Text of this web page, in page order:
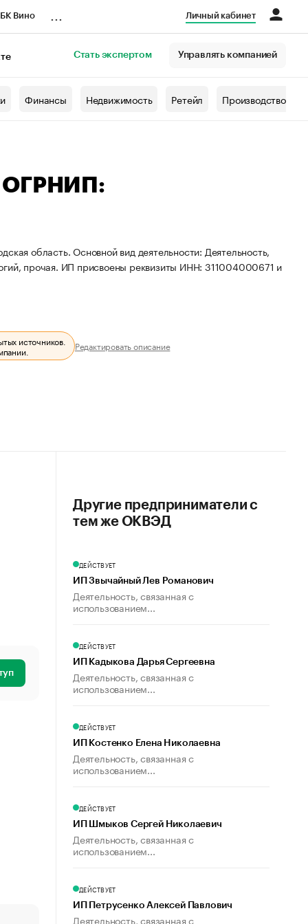
Вино Личный кабинет
Стать экспертом Управлять компанией
Финансы Недвижимость Ретейл Производство
ОГРНИП:
область. Основной вид деятельности: Деятельность,
прочая. ИП присвоены реквизиты ИНН: 311004000671 и
источников.
Редактировать описание
Другие предприниматели с
тем же ОКВЭД
ДЕЙСТВУЕТ
ИП Звычайный Лев Романович
Деятельность, связанная с
использованием...
ДЕЙСТВУЕТ
ИП Кадыкова Дарья Сергеевна
Деятельность, связанная с
использованием...
ДЕЙСТВУЕТ
ИП Костенко Елена Николаевна
Деятельность, связанная с
использованием...
ДЕЙСТВУЕТ
ИП Шмыков Сергей Николаевич
Деятельность, связанная с
использованием...
ДЕЙСТВУЕТ
ИП Петрусенко Алексей Павлович
Деятельность, связанная с